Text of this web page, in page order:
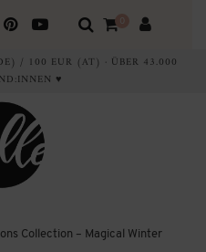
0
/ 100 EUR (AT) · ÜBER 43.000
♥
Collection – Magical Winter